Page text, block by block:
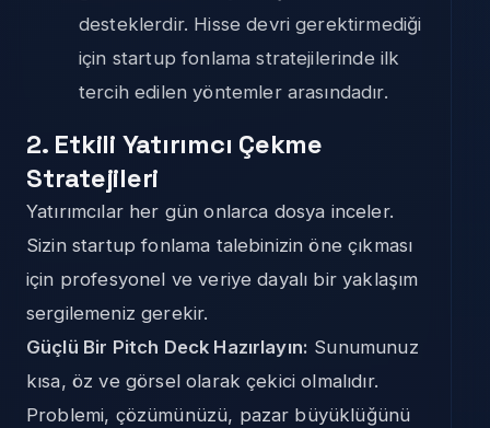
desteklerdir. Hisse devri gerektirmediği
için startup fonlama stratejilerinde ilk
tercih edilen yöntemler arasındadır.
2. Etkili Yatırımcı Çekme
Stratejileri
Yatırımcılar her gün onlarca dosya inceler.
Sizin startup fonlama talebinizin öne çıkması
için profesyonel ve veriye dayalı bir yaklaşım
sergilemeniz gerekir.
Güçlü Bir Pitch Deck Hazırlayın: Sunumunuz
kısa, öz ve görsel olarak çekici olmalıdır.
Problemi, çözümünüzü, pazar büyüklüğünü